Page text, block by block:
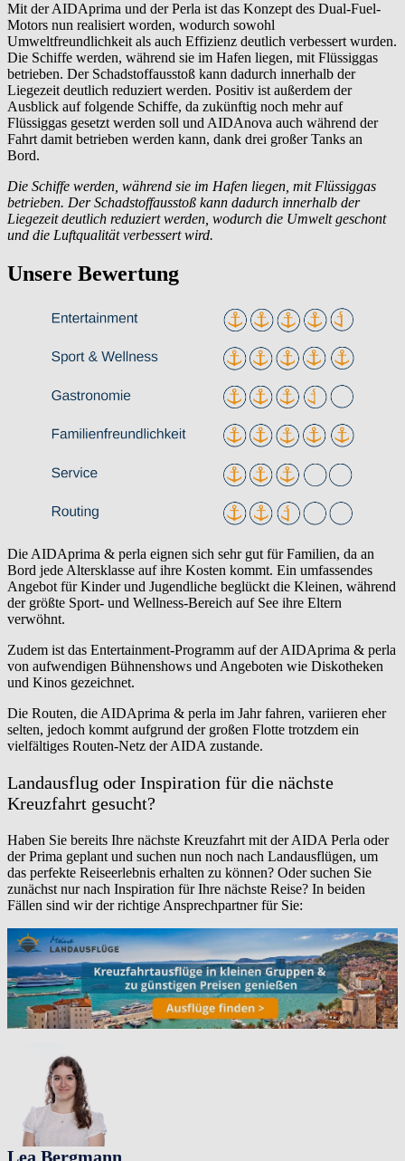
Mit der AIDAprima und der Perla ist das Konzept des Dual-Fuel-
Motors nun realisiert worden, wodurch sowohl
Umweltfreundlichkeit als auch Effizienz deutlich verbessert wurden.
Die Schiffe werden, während sie im Hafen liegen, mit Flüssiggas
betrieben. Der Schadstoffausstoß kann dadurch innerhalb der
Liegezeit deutlich reduziert werden. Positiv ist außerdem der
Ausblick auf folgende Schiffe, da zukünftig noch mehr auf
Flüssiggas gesetzt werden soll und AIDAnova auch während der
Fahrt damit betrieben werden kann, dank drei großer Tanks an
Bord.
Die Schiffe werden, während sie im Hafen liegen, mit Flüssiggas
betrieben. Der Schadstoffausstoß kann dadurch innerhalb der
Liegezeit deutlich reduziert werden, wodurch die Umwelt geschont
und die Luftqualität verbessert wird.
Unsere Bewertung
Die AIDAprima & perla eignen sich sehr gut für Familien, da an
Bord jede Altersklasse auf ihre Kosten kommt. Ein umfassendes
Angebot für Kinder und Jugendliche beglückt die Kleinen, während
der größte Sport- und Wellness-Bereich auf See ihre Eltern
verwöhnt.
Zudem ist das Entertainment-Programm auf der AIDAprima & perla
von aufwendigen Bühnenshows und Angeboten wie Diskotheken
und Kinos gezeichnet.
Die Routen, die AIDAprima & perla im Jahr fahren, variieren eher
selten, jedoch kommt aufgrund der großen Flotte trotzdem ein
vielfältiges Routen-Netz der AIDA zustande.
Landausflug oder Inspiration für die nächste
Kreuzfahrt gesucht?
Haben Sie bereits Ihre nächste Kreuzfahrt mit der AIDA Perla oder
der Prima geplant und suchen nun noch nach Landausflügen, um
das perfekte Reiseerlebnis erhalten zu können? Oder suchen Sie
zunächst nur nach Inspiration für Ihre nächste Reise? In beiden
Fällen sind wir der richtige Ansprechpartner für Sie:
Lea Bergmann